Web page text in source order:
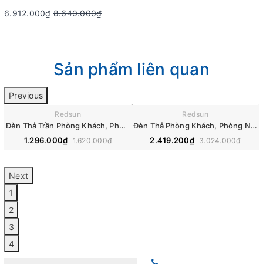
6.912.000₫8.640.000₫
Sản phẩm liên quan
Previous
Redsun
Đèn Thả Trần Phòng Khách, Phòng Ăn, Phòng Ngủ Hiện Đại Phong Cách Nhật Bản Wabi-sabi CDT-T074
1.296.000₫ 1.620.000₫
Redsun
Đèn Thả Phòng Khách, Phòng Ngủ, Bàn Ăn Hiện Đại Phong Cách Bắc Âu DC-L067
2.419.200₫ 3.024.000₫
Next
1
2
3
4